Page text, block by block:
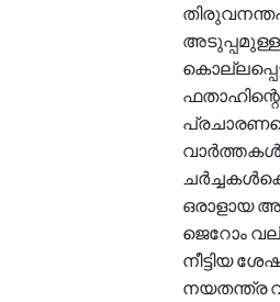
ഒരാളായ
ജെറോം
നീട്ടിയ
നയതന്ത്ര